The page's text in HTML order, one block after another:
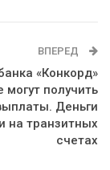
ВПЕРЕД
«Конкорд»
могут получить
Деньги
на транзитных
счетах